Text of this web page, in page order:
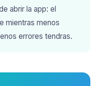
abrir la app: el
mientras menos
errores tendras.